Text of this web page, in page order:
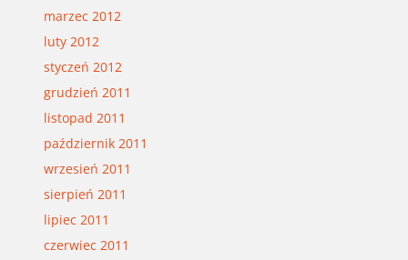
marzec 2012
luty 2012
styczeń 2012
grudzień 2011
listopad 2011
październik 2011
wrzesień 2011
sierpień 2011
lipiec 2011
czerwiec 2011